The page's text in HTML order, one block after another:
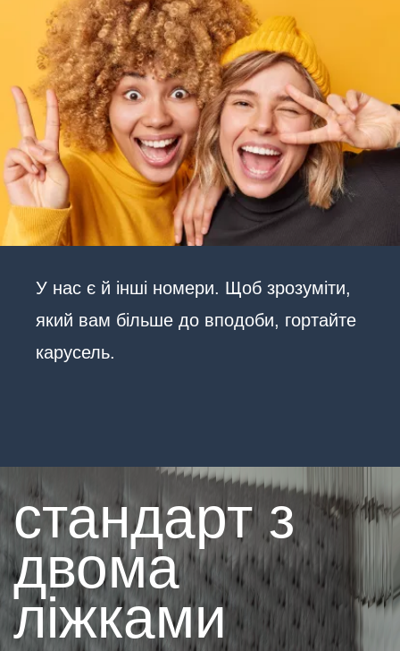
У нас є й інші номери. Щоб зрозуміти,
який вам більше до вподоби, гортайте
карусель.
стандарт з
двома
ліжками